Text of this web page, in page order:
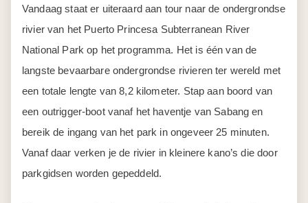
Vandaag staat er uiteraard aan tour naar de ondergrondse
rivier van het Puerto Princesa Subterranean River
National Park op het programma. Het is één van de
langste bevaarbare ondergrondse rivieren ter wereld met
een totale lengte van 8,2 kilometer. Stap aan boord van
een outrigger-boot vanaf het haventje van Sabang en
bereik de ingang van het park in ongeveer 25 minuten.
Vanaf daar verken je de rivier in kleinere kano’s die door
parkgidsen worden gepeddeld.